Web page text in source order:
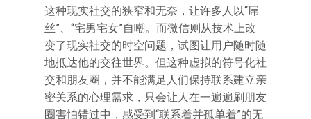
这种现实社交的狭窄和无奈，让许多人以“屌
丝”、“宅男宅女”自嘲。而微信则从技术上改
变了现实社交的时空问题，试图让用户随时随
地抵达他的交往世界。但这种虚拟的符号化社
交和朋友圈，并不能满足人们保持联系建立亲
密关系的心理需求，只会让人在一遍遍刷朋友
圈害怕错过中，感受到“联系着并孤单着”的无